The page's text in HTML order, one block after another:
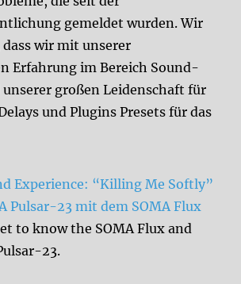
gemeldet wurden. Wir
wir mit unserer
Erfahrung im Bereich Sound-
unserer großen Leidenschaft für
und Plugins Presets für das
Experience: “Killing Me Softly”
Pulsar-23 mit dem SOMA Flux
to know the SOMA Flux and
23.